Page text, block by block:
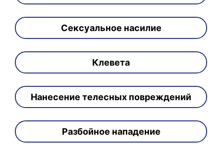
Сексуальное насилие
Клевета
Нанесение телесных повреждений
Разбойное нападение